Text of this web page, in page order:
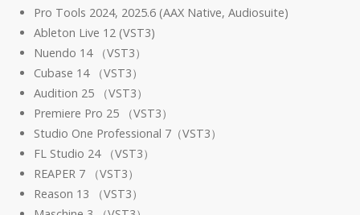
Pro Tools 2024, 2025.6 (AAX Native, Audiosuite)
Ableton Live 12 (VST3)
Nuendo 14 （VST3）
Cubase 14 （VST3）
Audition 25 （VST3）
Premiere Pro 25 （VST3）
Studio One Professional 7（VST3）
FL Studio 24 （VST3）
REAPER 7 （VST3）
Reason 13 （VST3）